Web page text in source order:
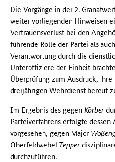
Die Vorgänge in der 2.
weiter vorliegenden Hinweisen
Vertrauensverlust bei den
führende Rolle der Partei als
Verantwortung durch die
Unteroffiziere der Einheit
Überprüfung zum Ausdruck, ihre
dreijährigen Wehrdienst bereut
Im Ergebnis des gegenKörber
Parteiverfahrens erfolgte dessen
vorgesehen, gegen Major
Oberfeldwebel Tepper
durchzuführen.